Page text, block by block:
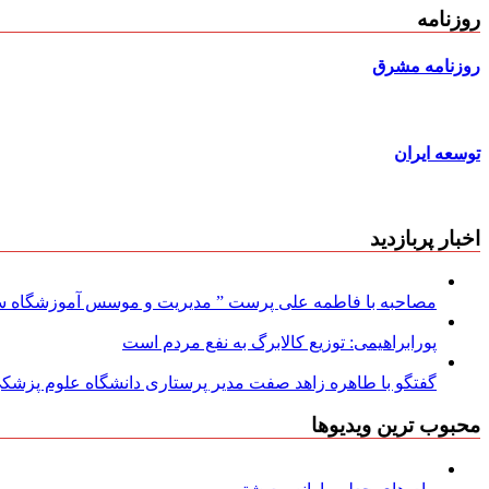
روزنامه
روزنامه مشرق
توسعه ایران
اخبار پربازدید
مصاحبه با فاطمه علی پرست ” مدیریت و موسس آموزشگاه
پورابراهیمی: توزیع کالابرگ به نفع مردم است
گفتگو با طاهره زاهد صفت مدیر پرستاری دانشگاه علوم
محبوب ترین ویدیوها